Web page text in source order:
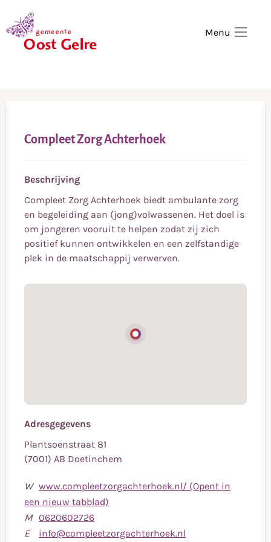
Menu
Compleet Zorg Achterhoek
Beschrijving
Compleet Zorg Achterhoek biedt ambulante zorg
en begeleiding aan (jong)volwassenen. Het doel is
om jongeren vooruit te helpen zodat zij zich
positief kunnen ontwikkelen en een zelfstandige
plek in de maatschappij verwerven.
Adresgegevens
Plantsoenstraat 81
(7001) AB Doetinchem
W www.compleetzorgachterhoek.nl/ (Opent in
een nieuw tabblad)
M 0620602726Bel
naar
E info@compleetzorgachterhoek.nl